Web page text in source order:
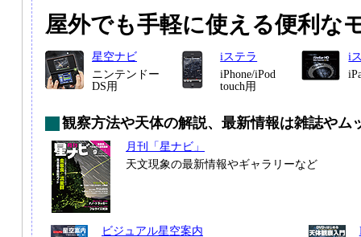
屋外でも手軽に使える便利な
星空ナビ
ニンテンドー
DS用
iステラ
iPhone/iPod
touch用
i
観察方法や天体の解説、最新情報は雑誌やム
月刊「星ナビ」
天文現象の最新情報やギャラリーなど
ビジュアル星空案内